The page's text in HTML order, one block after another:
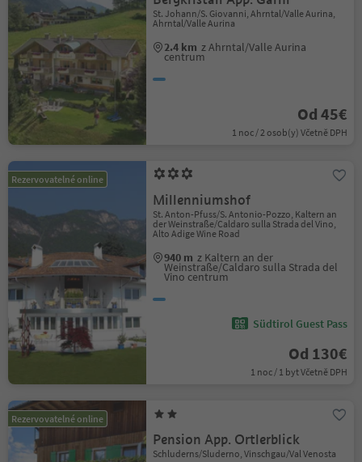
St. Johann/S. Giovanni, Ahrntal/Valle Aurina,
Ahrntal/Valle Aurina
2.4 km z Ahrntal/Valle Aurina
centrum
Od 45€
1 noc / 2 osob(y) Včetně DPH
Rezervovatelné online
Millenniumshof
St. Anton-Pfuss/S. Antonio-Pozzo, Kaltern an
der Weinstraße/Caldaro sulla Strada del Vino,
Alto Adige Wine Road
940 m z Kaltern an der
Weinstraße/Caldaro sulla Strada del
Vino centrum
Südtirol Guest Pass
Od 130€
1 noc / 1 byt Včetně DPH
Rezervovatelné online
Pension App. Ortlerblick
Schluderns/Sluderno, Vinschgau/Val Venosta